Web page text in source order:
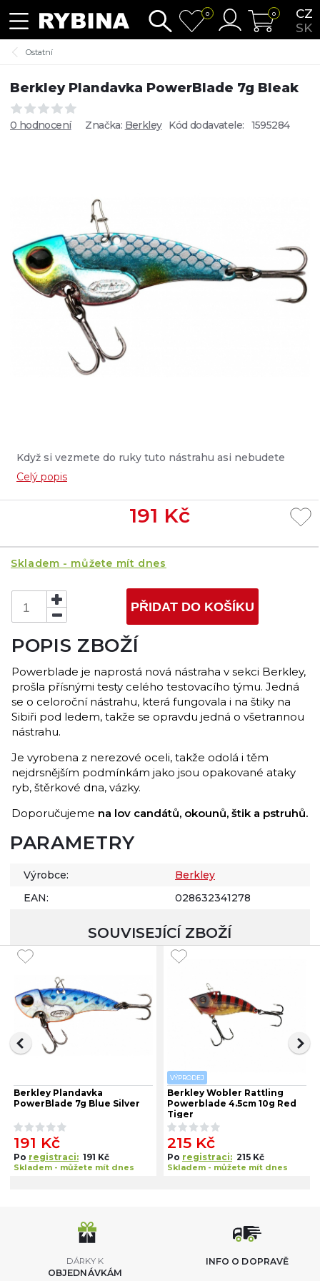
CZ
SK
0 0
Ostatní
Berkley Plandavka PowerBlade 7g Bleak
0 hodnocení Značka: Berkley Kód dodavatele: 1595284
Když si vezmete do ruky tuto nástrahu asi nebudete
vědět jestli držíte třpytku, woblera nebo jen obyčejný
třpytící se plíšek, na který se dřív chytávalo a funguvalo
to....
Celý popis
191 Kč
Skladem - můžete mít dnes
PŘIDAT DO KOŠÍKU
POPIS ZBOŽÍ
Powerblade je naprostá nová nástraha v sekci Berkley,
prošla přísnými testy celého testovacího týmu. Jedná
se o celoroční nástrahu, která fungovala i na štiky na
Sibiři pod ledem, takže se opravdu jedná o všetrannou
nástrahu.
Je vyrobena z nerezové oceli, takže odolá i těm
nejdrsnějším podmínkám jako jsou opakované ataky
ryb, štěrkové dna, vázky.
Doporučujeme na lov candátů, okounů, štik a pstruhů.
PARAMETRY
Výrobce:
Berkley
EAN:
028632341278
SOUVISEJÍCÍ ZBOŽÍ
Berkley Plandavka
PowerBlade 7g Blue Silver
191 Kč
Po registraci: 191 Kč
Skladem - můžete mít dnes
VÝPRODEJ
Berkley Wobler Rattling
Powerblade 4.5cm 10g Red
Tiger
215 Kč
Po registraci: 215 Kč
Skladem - můžete mít dnes
DÁRKY K
OBJEDNÁVKÁM
INFO O DOPRAVĚ